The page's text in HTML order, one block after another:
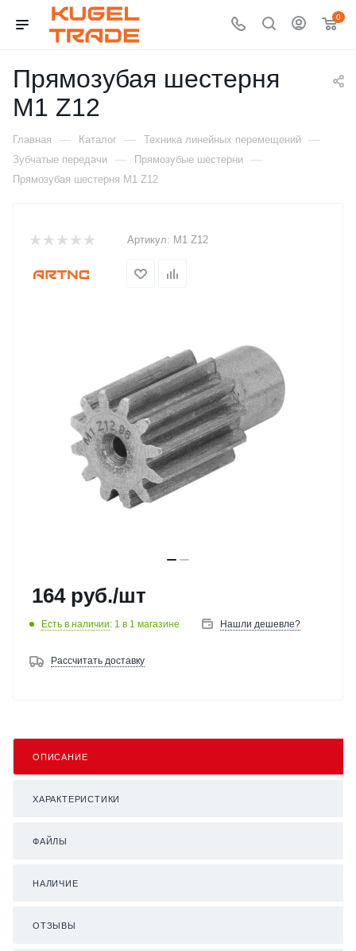
0
Прямозубая шестерня
M1 Z12
Главная — Каталог — Техника линейных перемещений —
Зубчатые передачи — Прямозубые шестерни —
Прямозубая шестерня M1 Z12
Артикул: M1 Z12
164руб./шт
Есть в наличии: 1 в 1 магазине Нашли дешевле?
Рассчитать доставку
ОПИСАНИЕ
ХАРАКТЕРИСТИКИ
ФАЙЛЫ
НАЛИЧИЕ
ОТЗЫВЫ